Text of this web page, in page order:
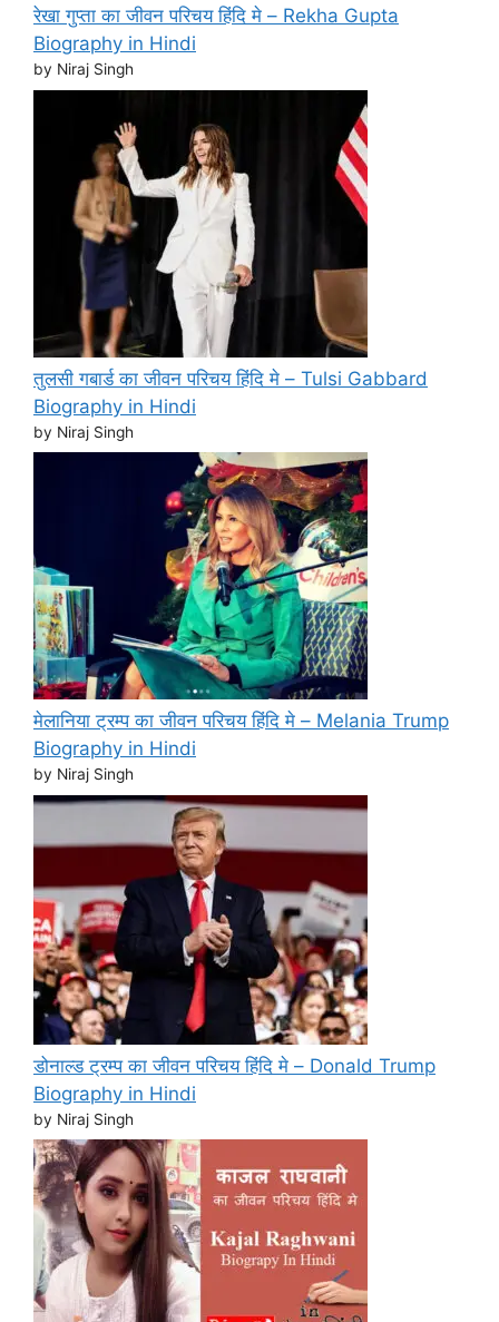
रेखा गुप्ता का जीवन परिचय हिंदि मे – Rekha Gupta
Biography in Hindi
by Niraj Singh
तुलसी गबार्ड का जीवन परिचय हिंदि मे – Tulsi Gabbard
Biography in Hindi
by Niraj Singh
मेलानिया ट्रम्प का जीवन परिचय हिंदि मे – Melania Trump
Biography in Hindi
by Niraj Singh
डोनाल्ड ट्रम्प का जीवन परिचय हिंदि मे – Donald Trump
Biography in Hindi
by Niraj Singh